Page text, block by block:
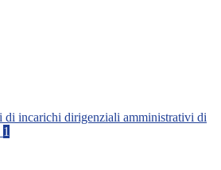
di incarichi dirigenziali amministrativi di
1